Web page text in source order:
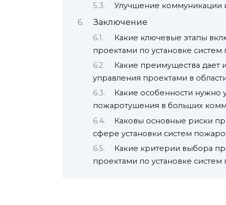
Улучшение коммуникации
Заключение
Какие ключевые этапы
проектами по установке
Какие преимущества дает
управления проектами в
Какие особенности нужно
пожаротушения в больших
Каковы основные риски
сфере установки систем
Какие критерии выбора
проектами по установке